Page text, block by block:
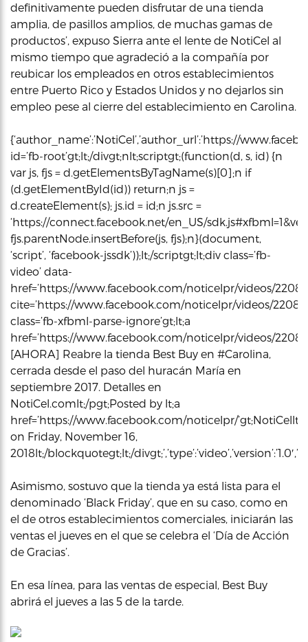
definitivamente pueden disfrutar de una tienda
amplia, de pasillos amplios, de muchas gamas de
productos’, expuso Sierra ante el lente de NotiCel al
mismo tiempo que agradeció a la compañía por
reubicar los empleados en otros establecimientos
entre Puerto Rico y Estados Unidos y no dejarlos sin
empleo pese al cierre del establecimiento en Carolina.
{‘author_name’:’NotiCel’,’author_url’:’https://
id=’fb-root’gt;lt;/divgt;nlt;scriptgt;(function(d, s, id) {n
var js, fjs = d.getElementsByTagName(s)[0];n if
(d.getElementById(id)) return;n js =
d.createElement(s); js.id = id;n js.src =
‘https://connect.facebook.net/en_US/
fjs.parentNode.insertBefore(js, fjs);n}(document,
‘script’, ‘facebook-jssdk’));lt;/scriptgt;lt;div class=’fb-
video’ data-
href=’https://www.facebook.com/noticelpr/videos/
cite=’https://www.facebook.com/noticelpr/videos/
class=’fb-xfbml-parse-ignore’gt;lt;a
href=’https://www.facebook.com/noticelpr/videos/
[AHORA] Reabre la tienda Best Buy en #Carolina,
cerrada desde el paso del huracán María en
septiembre 2017. Detalles en
NotiCel.comlt;/pgt;Posted by lt;a
href=’https://www.facebook.com/noticelpr/’gt;NotiCellt;/
on Friday, November 16,
2018lt;/blockquotegt;lt;/
Asimismo, sostuvo que la tienda ya está lista para el
denominado ‘Black Friday’, que en su caso, como en
el de otros establecimientos comerciales, iniciarán las
ventas el jueves en el que se celebra el ‘Día de Acción
de Gracias’.
En esa línea, para las ventas de especial, Best Buy
abrirá el jueves a las 5 de la tarde.